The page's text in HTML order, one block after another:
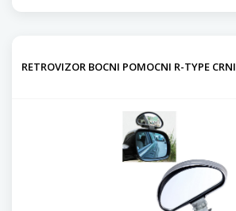
RETROVIZOR BOCNI POMOCNI R-TYPE CRNI